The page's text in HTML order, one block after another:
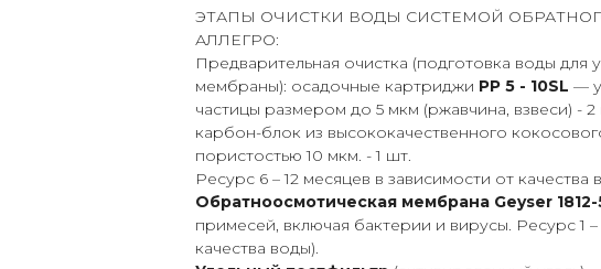
ЭТАПЫ ОЧИСТКИ ВОДЫ СИСТЕМОЙ
АЛЛЕГРО:
Предварительная очистка (подготовка воды для
мембраны): осадочные картриджи РР 5 - 10SL —
частицы размером до 5 мкм (ржавчина, взвеси) - 2
карбон-блок из высококачественного
пористостью 10 мкм. - 1 шт.
Ресурс 6 – 12 месяцев в зависимости от качества
Обратноосмотическая мембрана Geyser 1812-
примесей, включая бактерии и вирусы. Ресурс 1 –
качества воды).